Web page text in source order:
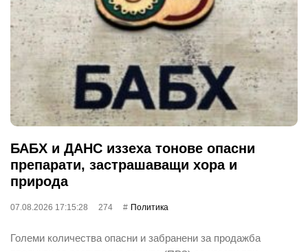
БАБХ и ДАНС иззеха тонове опасни
препарати, застрашаващи хора и
природа
07.08.2026 17:15:28 274 Политика
Големи количества опасни и забранени за продажба